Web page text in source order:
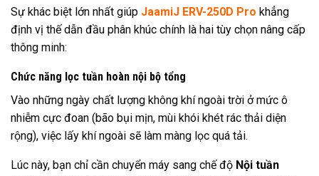
Sự khác biệt lớn nhất giúp JaamiJ ERV-250D Pro khẳng
định vị thế dẫn đầu phân khúc chính là hai tùy chọn nâng cấp
thông minh:
Chức năng lọc tuần hoàn nội bộ tổng
Vào những ngày chất lượng không khí ngoài trời ở mức ô
nhiễm cực đoan (bão bụi mịn, mùi khói khét rác thải diện
rộng), việc lấy khí ngoài sẽ làm màng lọc quá tải.
Lúc này, bạn chỉ cần chuyển máy sang chế độ Nội tuần